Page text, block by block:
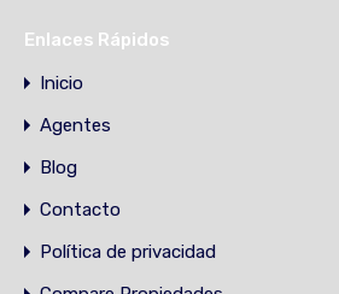
Enlaces Rápidos
Inicio
Agentes
Blog
Contacto
Política de privacidad